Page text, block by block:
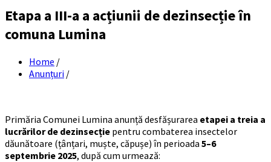
Etapa a III-a a acțiunii de dezinsecție în
comuna Lumina
Home /
Anunțuri /
Primăria Comunei Lumina anunță desfășurarea etapei a treia a
lucrărilor de dezinsecție pentru combaterea insectelor
dăunătoare (țânțari, muște, căpușe) în perioada 5–6
septembrie 2025, după cum urmează: